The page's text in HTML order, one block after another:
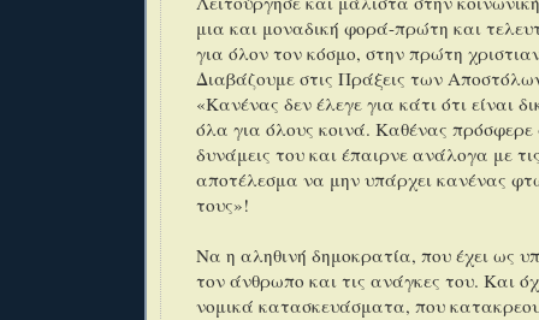
μια και μοναδική φορά-πρώτη και
για όλον τον κόσμο, στην πρώτη
Διαβάζουμε στις Πράξεις των
«Κανένας δεν έλεγε για κάτι ότι είναι
όλα για όλους κοινά. Καθένας
δυνάμεις του και έπαιρνε ανάλογα με
αποτέλεσμα να μην υπάρχει κανένας
τους»!
Να η αληθινή δημοκρατία, που έχει ως
τον άνθρωπο και τις ανάγκες του. Και
νομικά κατασκευάσματα, που